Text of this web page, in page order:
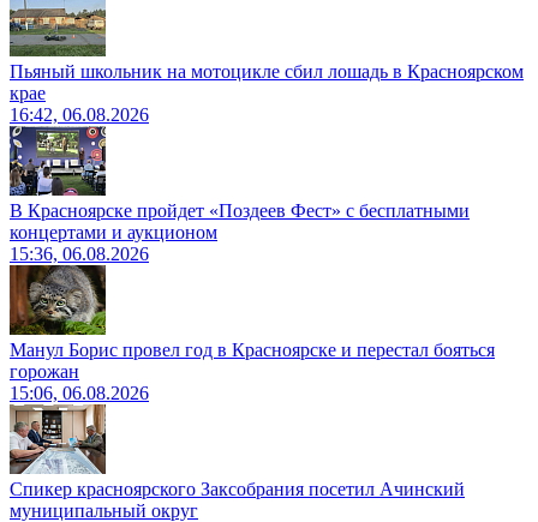
Пьяный школьник на мотоцикле сбил лошадь в Красноярском
крае
16:42, 06.08.2026
В Красноярске пройдет «Поздеев Фест» с бесплатными
концертами и аукционом
15:36, 06.08.2026
Манул Борис провел год в Красноярске и перестал бояться
горожан
15:06, 06.08.2026
Спикер красноярского Заксобрания посетил Ачинский
муниципальный округ